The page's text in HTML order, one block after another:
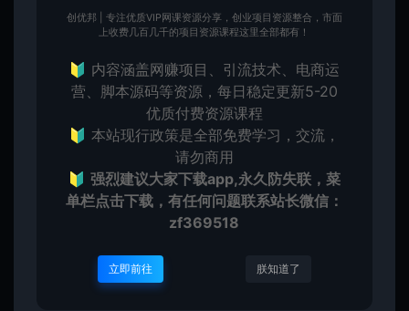
创优 创优邦，12年风雨同舟，欢迎您一起缔造！
最新快手极速攒蛋游戏掘金挂机项目，单机一天15+【掘金助手+使用教程】
下一篇：
常见问题
创优邦 | 专注优质VIP网课资源分享，创业项目资源整合，市面
上收费几百几千的项目资源课程这里全部都有！
🔰 内容涵盖网赚项目、引流技术、电商运
营、脚本源码等资源，每日稳定更新5-20
优质付费资源课程
🔰 本站现行政策是全部免费学习，交流，
请勿商用
🔰强烈建议大家下载app,永久防失联，菜
单栏点击下载，有任何问题联系站长微信：
zf369518
立即前往 朕知道了